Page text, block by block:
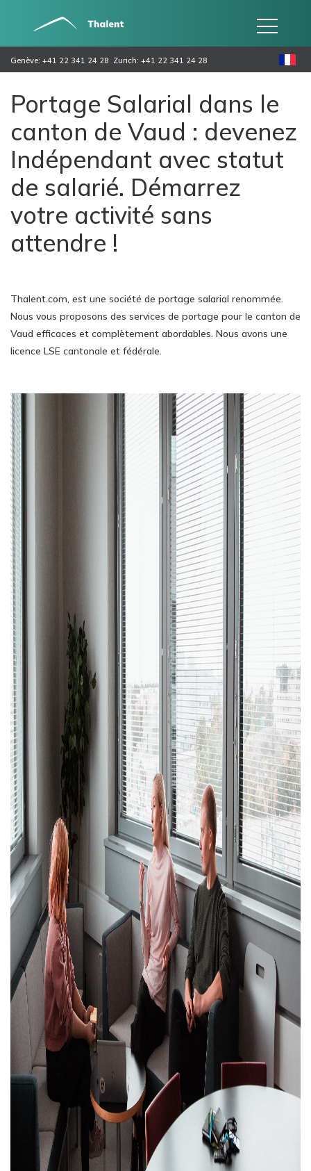
Genève: +41 22 341 24 28 Zurich: +41 22 341 24 28
Portage Salarial dans le
canton de Vaud : devenez
Indépendant avec statut
de salarié. Démarrez
votre activité sans
attendre !
Thalent.com, est une société de portage salarial renommée.
Nous vous proposons des services de portage pour le canton de
Vaud efficaces et complètement abordables. Nous avons une
licence LSE cantonale et fédérale.